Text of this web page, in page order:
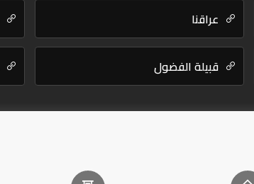
عراقنا
قبيلة الفضول